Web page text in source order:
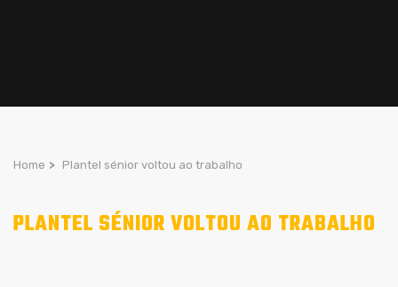
Home > Plantel sénior voltou ao trabalho
PLANTEL SÉNIOR VOLTOU AO TRABALHO